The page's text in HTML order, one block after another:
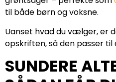
til både børn og voksne.
Uanset hvad du vælger, er
opskriften, så den passer til
SUNDERE